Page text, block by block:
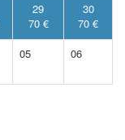
29
70 €
30
70 €
05 06